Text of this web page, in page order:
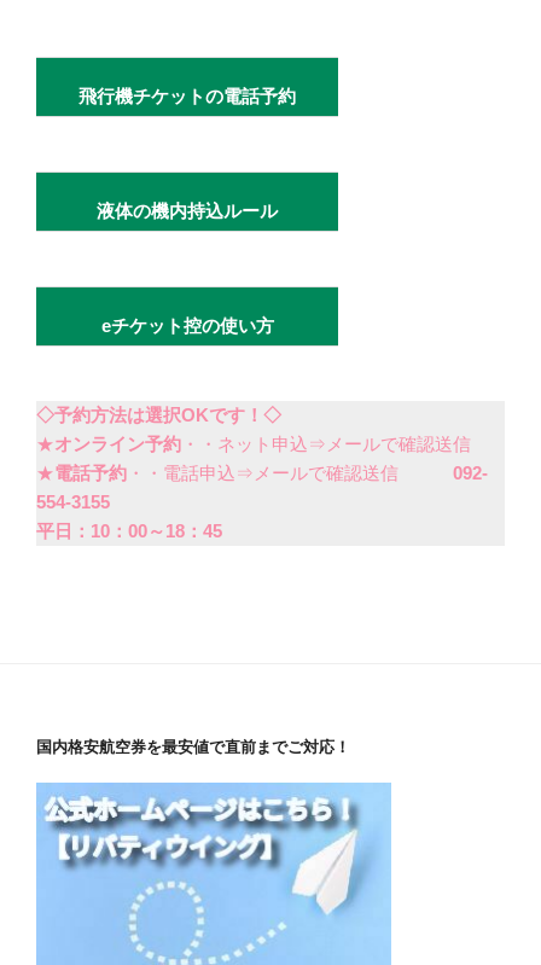
飛行機チケットの電話予約
液体の機内持込ルール
eチケット控の使い方
◇予約方法は選択OKです！◇
★オンライン予約 ・・ネット申込⇒メールで確認送信
★電話予約 ・・電話申込⇒メールで確認送信 092-
554-3155
平日：10：00～18：45
国内格安航空券を最安値で直前までご対応！